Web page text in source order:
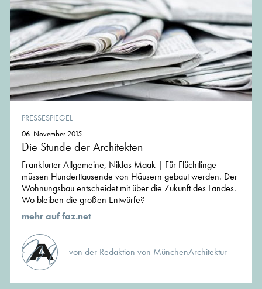
PRESSESPIEGEL
06. November 2015
Die Stunde der Architekten
Frankfurter Allgemeine, Niklas Maak | Für Flüchtlinge
müssen Hunderttausende von Häusern gebaut werden. Der
Wohnungsbau entscheidet mit über die Zukunft des Landes.
Wo bleiben die großen Entwürfe?
mehr auf faz.net
von der Redaktion von MünchenArchitektur